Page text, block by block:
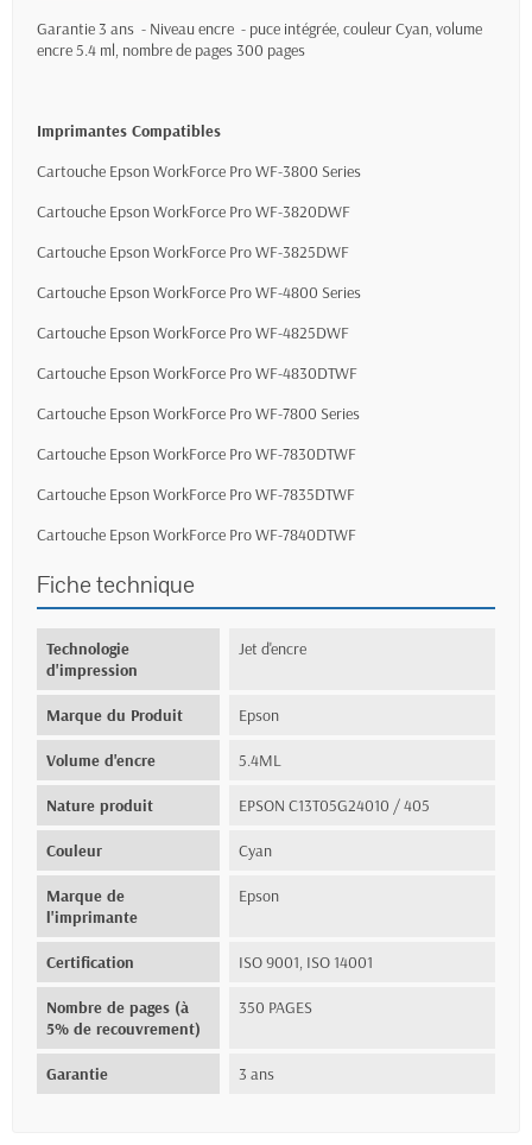
Garantie 3 ans - Niveau encre - puce intégrée, couleur Cyan, volume
encre 5.4 ml, nombre de pages 300 pages
Imprimantes Compatibles
Cartouche Epson WorkForce Pro WF-3800 Series
Cartouche Epson WorkForce Pro WF-3820DWF
Cartouche Epson WorkForce Pro WF-3825DWF
Cartouche Epson WorkForce Pro WF-4800 Series
Cartouche Epson WorkForce Pro WF-4825DWF
Cartouche Epson WorkForce Pro WF-4830DTWF
Cartouche Epson WorkForce Pro WF-7800 Series
Cartouche Epson WorkForce Pro WF-7830DTWF
Cartouche Epson WorkForce Pro WF-7835DTWF
Cartouche Epson WorkForce Pro WF-7840DTWF
Fiche technique
Technologie
d'impression
Jet d'encre
Marque du Produit Epson
Volume d'encre 5.4ML
Nature produit EPSON C13T05G24010 / 405
Couleur Cyan
Marque de
l'imprimante
Epson
Certification ISO 9001, ISO 14001
Nombre de pages (à
5% de recouvrement)
350 PAGES
Garantie 3 ans